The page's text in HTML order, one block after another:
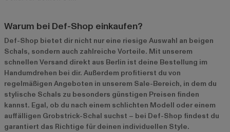
Warum bei Def-Shop einkaufen?
Def-Shop bietet dir nicht nur eine riesige Auswahl an beigen
Schals, sondern auch zahlreiche Vorteile. Mit unserem
schnellen Versand direkt aus Berlin ist deine Bestellung im
Handumdrehen bei dir. Außerdem profitierst du von
regelmäßigen Angeboten in unserem Sale-Bereich, in dem du
stylische Schals zu besonders günstigen Preisen finden
kannst. Egal, ob du nach einem schlichten Modell oder einem
auffälligen Grobstrick-Schal suchst – bei Def-Shop findest du
garantiert das Richtige für deinen individuellen Style.